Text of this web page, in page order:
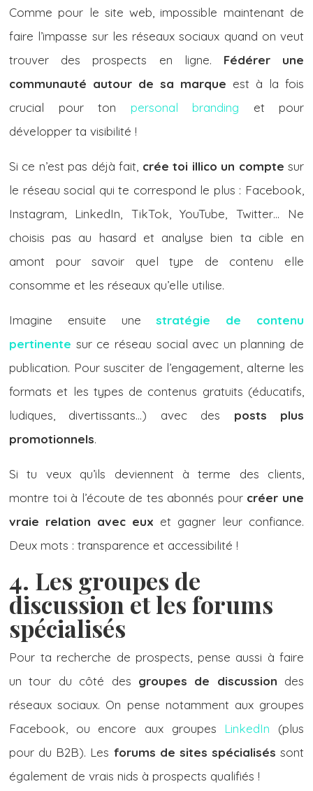
Comme pour le site web, impossible maintenant de
faire l’impasse sur les réseaux sociaux quand on veut
trouver des prospects en ligne. Fédérer une
communauté autour de sa marque est à la fois
crucial pour ton personal branding et pour
développer ta visibilité !
Si ce n’est pas déjà fait, crée toi illico un compte sur
le réseau social qui te correspond le plus : Facebook,
Instagram, LinkedIn, TikTok, YouTube, Twitter… Ne
choisis pas au hasard et analyse bien ta cible en
amont pour savoir quel type de contenu elle
consomme et les réseaux qu’elle utilise.
Imagine ensuite unestratégie de contenu
pertinente sur ce réseau social avec un planning de
publication. Pour susciter de l’engagement, alterne les
formats et les types de contenus gratuits (éducatifs,
ludiques, divertissants…) avec des posts plus
promotionnels.
Si tu veux qu’ils deviennent à terme des clients,
montre toi à l’écoute de tes abonnés pour créer une
vraie relation avec eux et gagner leur confiance.
Deux mots : transparence et accessibilité !
4. Les groupes de
discussion et les forums
spécialisés
Pour ta recherche de prospects, pense aussi à faire
un tour du côté des groupes de discussion des
réseaux sociaux. On pense notamment aux groupes
Facebook, ou encore aux groupes LinkedIn (plus
pour du B2B). Les forums de sites spécialisés sont
également de vrais nids à prospects qualifiés !